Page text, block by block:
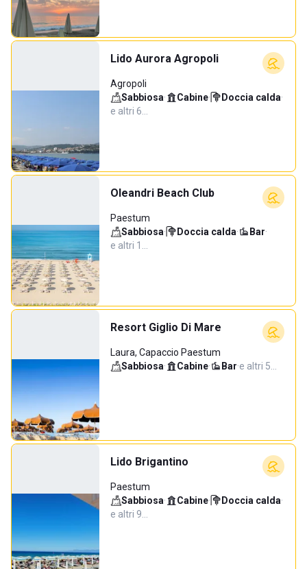
Lido Aurora Agropoli
Agropoli
Sabbiosa· Cabine· Doccia calda·
e altri 6…
Oleandri Beach Club
Paestum
Sabbiosa· Doccia calda· Bar·
e altri 1…
Resort Giglio Di Mare
Laura, Capaccio Paestum
Sabbiosa· Cabine· Bar·e altri 5…
Lido Brigantino
Paestum
Sabbiosa· Cabine· Doccia calda·
e altri 9…